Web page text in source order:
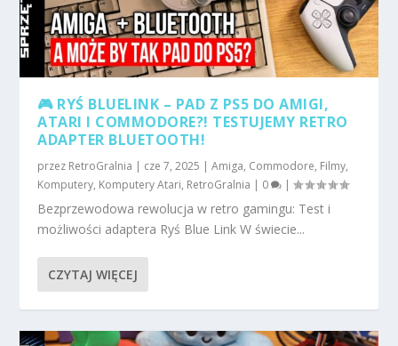
🎮 RYŚ BLUELINK – PAD Z PS5 DO AMIGI,
ATARI I COMMODORE?! TESTUJEMY RETRO
ADAPTER BLUETOOTH!
przez RetroGralnia | cze 7, 2025 |Amiga, Commodore, Filmy,
Komputery, Komputery Atari, RetroGralnia | 0 |
Bezprzewodowa rewolucja w retro gamingu: Test i
możliwości adaptera Ryś Blue Link W świecie...
CZYTAJ WIĘCEJ